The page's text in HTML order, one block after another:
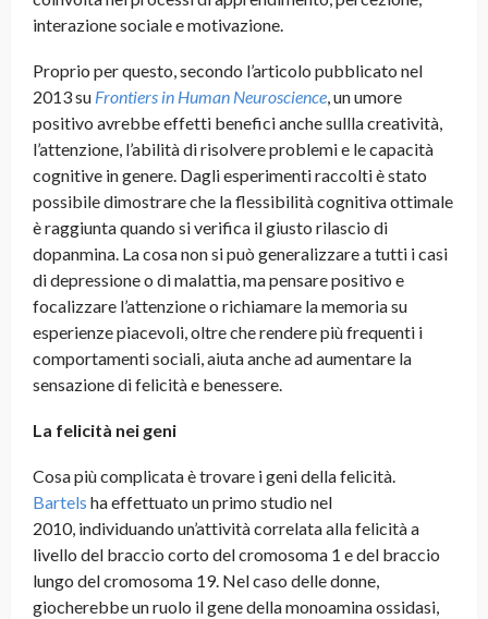
interazione sociale e motivazione.
Proprio per questo, secondo l’articolo pubblicato nel
2013 su Frontiers in Human Neuroscience, un umore
positivo avrebbe effetti benefici anche sullla creatività,
l’attenzione, l’abilità di risolvere problemi e le capacità
cognitive in genere. Dagli esperimenti raccolti è stato
possibile dimostrare che la flessibilità cognitiva ottimale
è raggiunta quando si verifica il giusto rilascio di
dopanmina. La cosa non si può generalizzare a tutti i casi
di depressione o di malattia, ma pensare positivo e
focalizzare l’attenzione o richiamare la memoria su
esperienze piacevoli, oltre che rendere più frequenti i
comportamenti sociali, aiuta anche ad aumentare la
sensazione di felicità e benessere.
La felicità nei geni
Cosa più complicata è trovare i geni della felicità.
Bartels ha effettuato un primo studio nel
2010, individuando un’attività correlata alla felicità a
livello del braccio corto del cromosoma 1 e del braccio
lungo del cromosoma 19. Nel caso delle donne,
giocherebbe un ruolo il gene della monoamina ossidasi,